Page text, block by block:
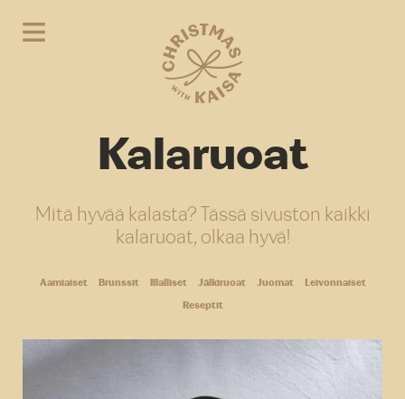
Kalaruoat
Mitä hyvää kalasta? Tässä sivuston kaikki
kalaruoat, olkaa hyvä!
Aamiaiset Brunssit Illalliset Jälkiruoat Juomat Leivonnaiset
Reseptit